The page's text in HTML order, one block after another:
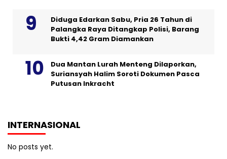
Diduga Edarkan Sabu, Pria 26 Tahun di
Palangka Raya Ditangkap Polisi, Barang
Bukti 4,42 Gram Diamankan
Dua Mantan Lurah Menteng Dilaporkan,
Suriansyah Halim Soroti Dokumen Pasca
Putusan Inkracht
INTERNASIONAL
No posts yet.